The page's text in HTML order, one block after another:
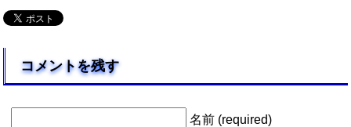
コメントを残す
名前 (required)